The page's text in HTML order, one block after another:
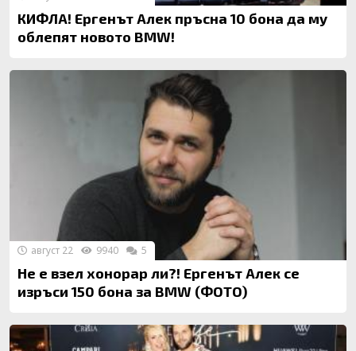
КИФЛА! Ергенът Алек пръсна 10 бона да му
облепят новото BMW!
Не е взел хонорар ли?! Ергенът Алек се
изръси 150 бона за BMW (ФОТО)
август 22 9940 5